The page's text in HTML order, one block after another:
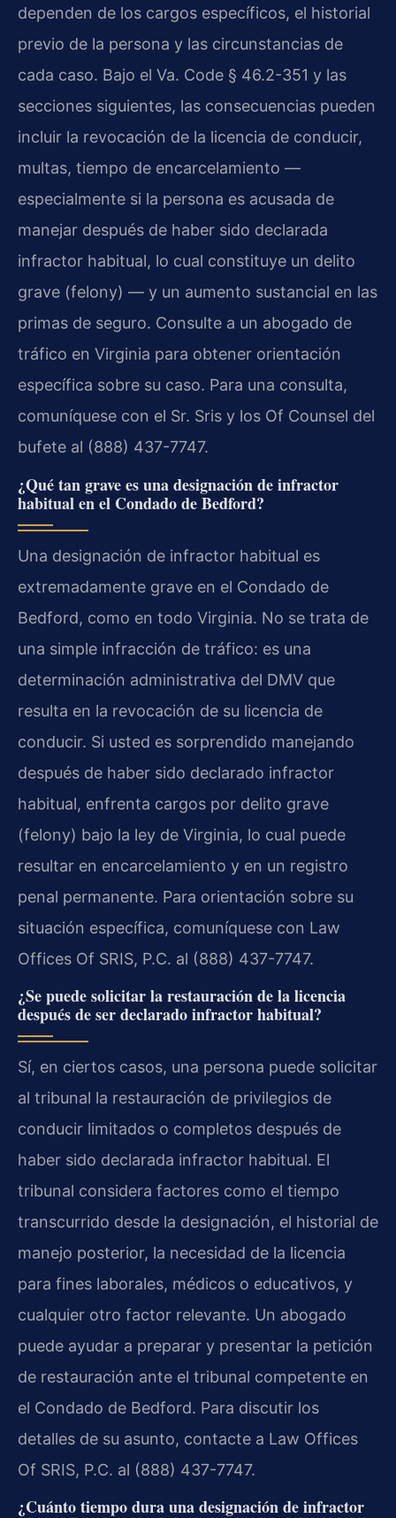
dependen de los cargos específicos, el historial
previo de la persona y las circunstancias de
cada caso. Bajo el Va. Code § 46.2-351 y las
secciones siguientes, las consecuencias pueden
incluir la revocación de la licencia de conducir,
multas, tiempo de encarcelamiento —
especialmente si la persona es acusada de
manejar después de haber sido declarada
infractor habitual, lo cual constituye un delito
grave (felony) — y un aumento sustancial en las
primas de seguro. Consulte a un abogado de
tráfico en Virginia para obtener orientación
específica sobre su caso. Para una consulta,
comuníquese con el Sr. Sris y los Of Counsel del
bufete al (888) 437-7747.
¿Qué tan grave es una designación de infractor
habitual en el Condado de Bedford?
Una designación de infractor habitual es
extremadamente grave en el Condado de
Bedford, como en todo Virginia. No se trata de
una simple infracción de tráfico: es una
determinación administrativa del DMV que
resulta en la revocación de su licencia de
conducir. Si usted es sorprendido manejando
después de haber sido declarado infractor
habitual, enfrenta cargos por delito grave
(felony) bajo la ley de Virginia, lo cual puede
resultar en encarcelamiento y en un registro
penal permanente. Para orientación sobre su
situación específica, comuníquese con Law
Offices Of SRIS, P.C. al (888) 437-7747.
¿Se puede solicitar la restauración de la licencia
después de ser declarado infractor habitual?
Sí, en ciertos casos, una persona puede solicitar
al tribunal la restauración de privilegios de
conducir limitados o completos después de
haber sido declarada infractor habitual. El
tribunal considera factores como el tiempo
transcurrido desde la designación, el historial de
manejo posterior, la necesidad de la licencia
para fines laborales, médicos o educativos, y
cualquier otro factor relevante. Un abogado
puede ayudar a preparar y presentar la petición
de restauración ante el tribunal competente en
el Condado de Bedford. Para discutir los
detalles de su asunto, contacte a Law Offices
Of SRIS, P.C. al (888) 437-7747.
¿Cuánto tiempo dura una designación de infractor